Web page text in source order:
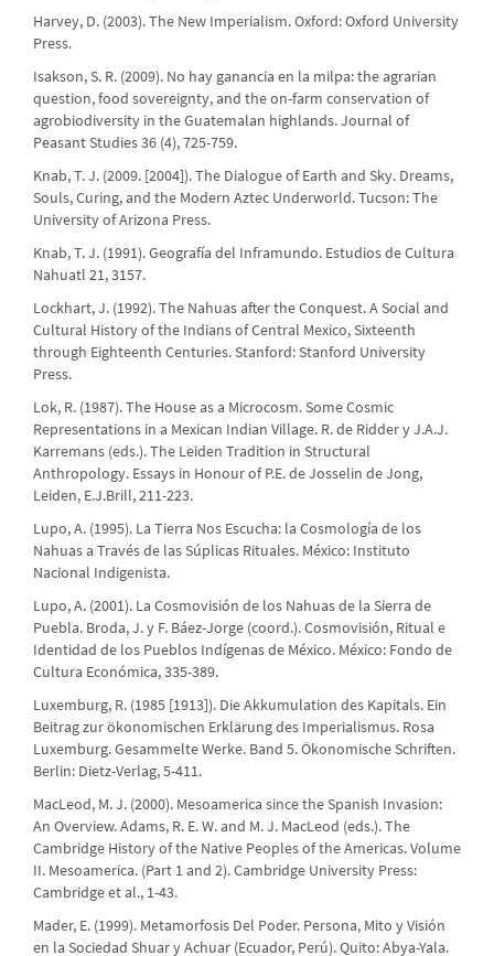
Harvey, D. (2003). The New Imperialism. Oxford: Oxford University
Press.
Isakson, S. R. (2009). No hay ganancia en la milpa: the agrarian
question, food sovereignty, and the on-farm conservation of
agrobiodiversity in the Guatemalan highlands. Journal of
Peasant Studies 36 (4), 725-759.
Knab, T. J. (2009. [2004]). The Dialogue of Earth and Sky. Dreams,
Souls, Curing, and the Modern Aztec Underworld. Tucson: The
University of Arizona Press.
Knab, T. J. (1991). Geografía del Inframundo. Estudios de Cultura
Nahuatl 21, 3157.
Lockhart, J. (1992). The Nahuas after the Conquest. A Social and
Cultural History of the Indians of Central Mexico, Sixteenth
through Eighteenth Centuries. Stanford: Stanford University
Press.
Lok, R. (1987). The House as a Microcosm. Some Cosmic
Representations in a Mexican Indian Village. R. de Ridder y J.A.J.
Karremans (eds.). The Leiden Tradition in Structural
Anthropology. Essays in Honour of P.E. de Josselin de Jong,
Leiden, E.J.Brill, 211-223.
Lupo, A. (1995). La Tierra Nos Escucha: la Cosmología de los
Nahuas a Través de las Súplicas Rituales. México: Instituto
Nacional Indigenista.
Lupo, A. (2001). La Cosmovisión de los Nahuas de la Sierra de
Puebla. Broda, J. y F. Báez-Jorge (coord.). Cosmovisión, Ritual e
Identidad de los Pueblos Indígenas de México. México: Fondo de
Cultura Económica, 335-389.
Luxemburg, R. (1985 [1913]). Die Akkumulation des Kapitals. Ein
Beitrag zur ökonomischen Erklärung des Imperialismus. Rosa
Luxemburg. Gesammelte Werke. Band 5. Ökonomische Schriften.
Berlin: Dietz-Verlag, 5-411.
MacLeod, M. J. (2000). Mesoamerica since the Spanish Invasion:
An Overview. Adams, R. E. W. and M. J. MacLeod (eds.). The
Cambridge History of the Native Peoples of the Americas. Volume
II. Mesoamerica. (Part 1 and 2). Cambridge University Press:
Cambridge et al., 1-43.
Mader, E. (1999). Metamorfosis Del Poder. Persona, Mito y Visión
en la Sociedad Shuar y Achuar (Ecuador, Perú). Quito: Abya-Yala.